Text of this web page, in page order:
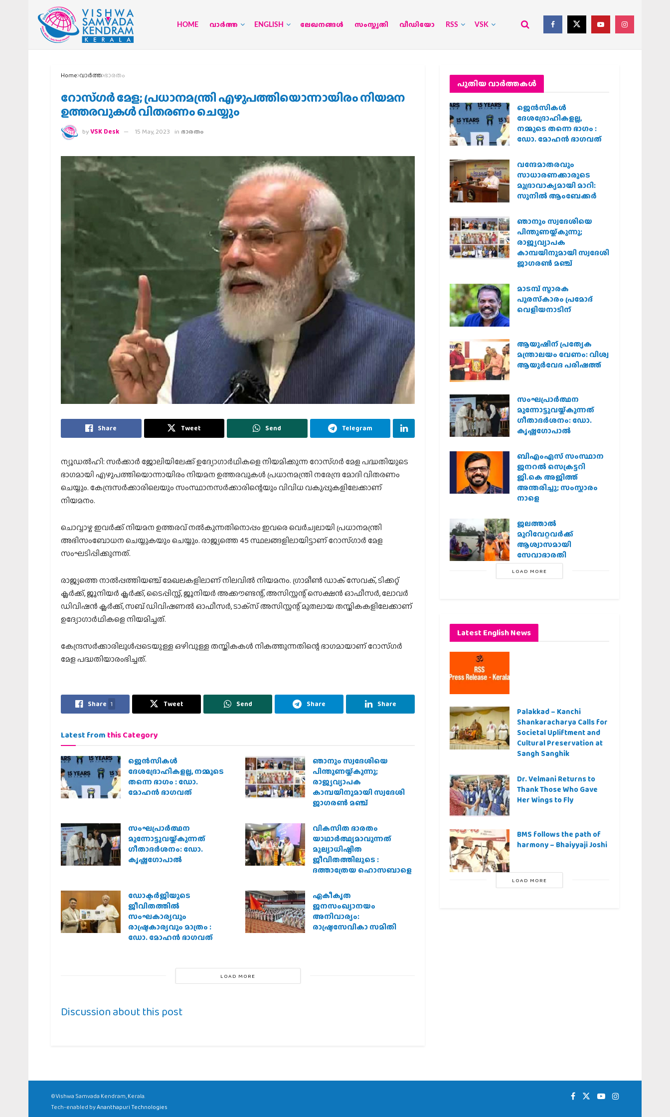
HOME വാര്‍ത്ത ENGLISH ലേഖനങ്ങള്‍ സംസ്കൃതി വീഡിയോ RSS VSK
Home വാര്‍ത്ത ഭാരതം
റോസ്ഗര്‍ മേള; പ്രധാനമന്ത്രി എഴുപത്തിയൊന്നായിരം നിയമന
ഉത്തരവുകള്‍ വിതരണം ചെയ്യും
byVSK Desk 15 May, 2023 in ഭാരതം
Share Tweet Send Telegram
ന്യൂഡല്‍ഹി: സര്‍ക്കാര്‍ ജോലിയിലേക്ക്‌ ഉദ്യോഗാര്‍ഥികളെ നിയമിക്കുന്ന റോസ്ഗര്‍ മേള പദ്ധതിയുടെ
ഭാഗമായി എഴുപത്തിയൊന്നായിരം നിയമന ഉത്തരവുകള്‍ പ്രധാനമന്ത്രി നരേന്ദ്ര മോദി വിതരണം
ചെയ്യും. കേന്ദ്രസര്‍ക്കാരിലെയും സംസ്ഥാനസര്‍ക്കാരിന്റെയും വിവിധ വകുപ്പുകളിലേക്കാണ്
നിയമനം.
ചൊവ്വാഴ്ച ഇവര്‍ക്ക് നിയമന ഉത്തരവ് നല്‍കുന്നതിനൊപ്പം ഇവരെ വെര്‍ച്വലായി പ്രധാനമന്ത്രി
അഭിസംബോധന ചെയ്യുകയും ചെയ്യും. രാജ്യത്തെ 45 സ്ഥലങ്ങളിലായിട്ടാണ് റോസ്ഗാര്‍ മേള
സംഘടിപ്പിക്കുന്നത്.
രാജ്യത്തെ നാല്‍പ്പത്തിയഞ്ച് മേഖലകളിലാണ് നിലവില്‍ നിയമനം. ഗ്രാമീണ്‍ ഡാക് സേവക്, ടിക്കറ്റ്
ക്ലര്‍ക്ക്, ജൂനിയര്‍ ക്ലര്‍ക്ക്, ടൈപ്പിസ്റ്റ്, ജൂനിയര്‍ അക്കൗണ്ടന്റ്, അസിസ്റ്റന്റ് സെക്ഷന്‍ ഓഫീസര്‍, ലോവര്‍
ഡിവിഷന്‍ ക്ലര്‍ക്ക്, സബ് ഡിവിഷണല്‍ ഓഫീസര്‍, ടാക്‌സ് അസിസ്റ്റന്റ് മുതലായ തസ്തികകളിലേക്കാണ്
ഉദ്യോഗാർഥികളെ നിയമിച്ചത്.
കേന്ദ്രസര്‍ക്കാരിലുള്‍പ്പടെയുള്ള ഒഴിവുള്ള തസ്തികകള്‍ നികത്തുന്നതിന്റെ ഭാഗമായാണ് റോസ്ഗര്‍
മേള പദ്ധതിയാരംഭിച്ചത്.
Share 1 Tweet Send Share Share
Latest from this Category
ജെന്‍സികള്‍
ദേശദ്രോഹികളല്ല, നമ്മുടെ
തന്നെ ഭാഗം : ഡോ.
മോഹന്‍ ഭാഗവത്
ഞാനും സ്വദേശിയെ
പിന്തുണയ്ക്കുന്നു;
രാജ്യവ്യാപക
കാമ്പയിനുമായി സ്വദേശി
ജാഗരണ്‍ മഞ്ച്
സംഘപ്രാര്‍ത്ഥന
മുന്നോട്ടുവയ്ക്കുന്നത്
ഗീതാദര്‍ശനം: ഡോ.
കൃഷ്ണഗോപാല്‍
വികസിത ഭാരതം
യാഥാർത്ഥ്യമാവുന്നത്
മൂല്യാധിഷ്ഠിത
ജീവിതത്തിലൂടെ :
ദത്താത്രേയ ഹൊസബാളെ
ഡോക്ടർജിയുടെ
ജീവിതത്തിൽ
സംഘകാര്യവും
രാഷ്ട്രകാര്യവും മാത്രം :
ഡോ. മോഹൻ ഭാഗവത്
ഏകീകൃത
ജനസംഖ്യാനയം
അനിവാര്യം:
രാഷ്ട്രസേവികാ സമിതി
LOAD MORE
Discussion about this post
പുതിയ വാര്‍ത്തകള്‍
ജെന്‍സികള്‍
ദേശദ്രോഹികളല്ല,
നമ്മുടെ തന്നെ ഭാഗം :
ഡോ. മോഹന്‍ ഭാഗവത്
വന്ദേമാതരവും
സാധാരണക്കാരുടെ
മുദ്രാവാക്യമായി മാറി:
സുനിൽ ആംബേക്കർ
ഞാനും സ്വദേശിയെ
പിന്തുണയ്ക്കുന്നു;
രാജ്യവ്യാപക
കാമ്പയിനുമായി സ്വദേശി
ജാഗരണ്‍ മഞ്ച്
മാടമ്പ് സ്മാരക
പുരസ്‌കാരം പ്രമോദ്
വെളിയനാടിന്
ആയുഷിന് പ്രത്യേക
മന്ത്രാലയം വേണം: വിശ്വ
ആയുര്‍വേദ പരിഷത്ത്
സംഘപ്രാര്‍ത്ഥന
മുന്നോട്ടുവയ്ക്കുന്നത്
ഗീതാദര്‍ശനം: ഡോ.
കൃഷ്ണഗോപാല്‍
ബിഎംഎസ് സംസ്ഥാന
ജനറൽ സെക്രട്ടറി
ജി.കെ അജിത്ത്
അന്തരിച്ചു; സംസ്കാരം
നാളെ
ജലത്താല്‍
മുറിവേറ്റവര്‍ക്ക്
ആശ്വാസമായി
സേവാഭാരതി
LOAD MORE
Latest English News
Palakkad – Kanchi
Shankaracharya Calls for
Societal Upliftment and
Cultural Preservation at
Sangh Sanghik
Dr. Velmani Returns to
Thank Those Who Gave
Her Wings to Fly
BMS follows the path of
harmony – Bhaiyyaji Joshi
LOAD MORE
©Vishwa Samvada Kendram, Kerala.
Tech-enabled byAnanthapuri Technologies